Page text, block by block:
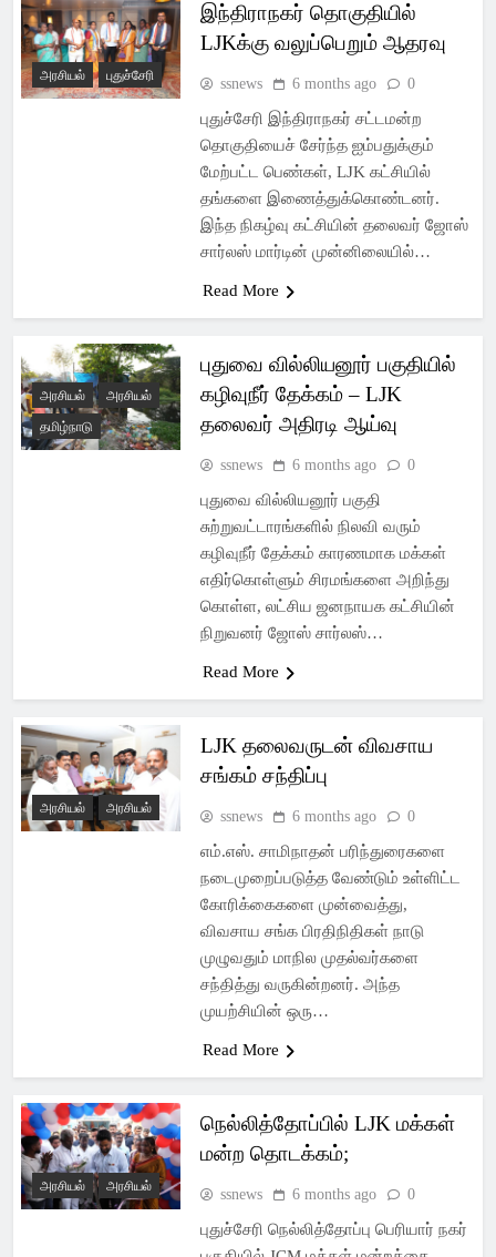
அரசியல் புதுச்சேரி
இந்திராநகர் தொகுதியில்
LJKக்கு வலுப்பெறும் ஆதரவு
ssnews 6 months ago 0
புதுச்சேரி இந்திராநகர் சட்டமன்ற
தொகுதியைச் சேர்ந்த ஐம்பதுக்கும்
மேற்பட்ட பெண்கள், LJK கட்சியில்
தங்களை இணைத்துக்கொண்டனர்.
இந்த நிகழ்வு கட்சியின் தலைவர் ஜோஸ்
சார்லஸ் மார்டின் முன்னிலையில்…
Read More
அரசியல்
அரசியல்
தமிழ்நாடு
புதுவை வில்லியனூர் பகுதியில்
கழிவுநீர் தேக்கம் – LJK
தலைவர் அதிரடி ஆய்வு
ssnews 6 months ago 0
புதுவை வில்லியனூர் பகுதி
சுற்றுவட்டாரங்களில் நிலவி வரும்
கழிவுநீர் தேக்கம் காரணமாக மக்கள்
எதிர்கொள்ளும் சிரமங்களை அறிந்து
கொள்ள, லட்சிய ஜனநாயக கட்சியின்
நிறுவனர் ஜோஸ் சார்லஸ்…
Read More
அரசியல் அரசியல்
LJK தலைவருடன் விவசாய
சங்கம் சந்திப்பு
ssnews 6 months ago 0
எம்.எஸ். சாமிநாதன் பரிந்துரைகளை
நடைமுறைப்படுத்த வேண்டும் உள்ளிட்ட
கோரிக்கைகளை முன்வைத்து,
விவசாய சங்க பிரதிநிதிகள் நாடு
முழுவதும் மாநில முதல்வர்களை
சந்தித்து வருகின்றனர். அந்த
முயற்சியின் ஒரு…
Read More
அரசியல் அரசியல்
நெல்லித்தோப்பில் LJK மக்கள்
மன்ற தொடக்கம்;
ssnews 6 months ago 0
புதுச்சேரி நெல்லித்தோப்பு பெரியார் நகர்